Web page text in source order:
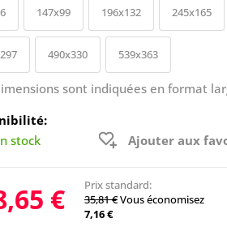
147x99 196x132 245x165
490x330 539x363
sont indiquées en format
stock
Ajouter aux
€
Prix standard:
35,81 €Vous économisez
7,16 €